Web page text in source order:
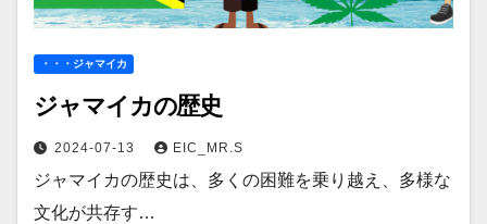
・・・ジャマイカ
ジャマイカの歴史
2024-07-13 EIC_MR.S
ジャマイカの歴史は、多くの困難を乗り越え、多様な
文化が共存す…